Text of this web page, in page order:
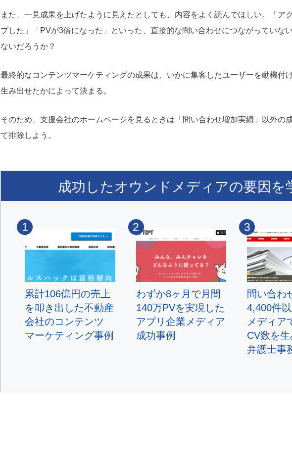
また、一見成果を上げたように見えたとしても、内容をよく読んでほしい。「ア
プした」「PVが3倍になった」といった、直接的な問い合わせにつながっていな
ないだろうか？
最終的なコンテンツマーケティングの成果は、いかに集客したユーザーを動機付
生み出せたかによって決まる。
そのため、支援会社のホームページを見るときは「問い合わせ増加実績」以外の
て排除しよう。
成功したオウンドメディアの要因を
累計106億円の売上
を叩き出した不動産
会社のコンテンツ
マーケティング事例
1
わずか8ヶ月で月間
140万PVを実現した
アプリ企業メディア
成功事例
2
問い合わ
4,400件
メディア
CV数を
弁護士事
3